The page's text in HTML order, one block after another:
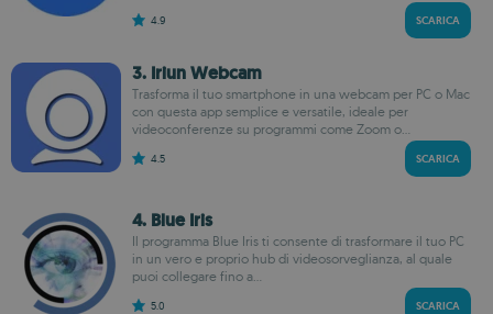
4.9 SCARICA
3. Iriun Webcam
Trasforma il tuo smartphone in una webcam per PC o Mac
con questa app semplice e versatile, ideale per
videoconferenze su programmi come Zoom o...
4.5 SCARICA
4. Blue Iris
Il programma Blue Iris ti consente di trasformare il tuo PC
in un vero e proprio hub di videosorveglianza, al quale
puoi collegare fino a...
5.0 SCARICA